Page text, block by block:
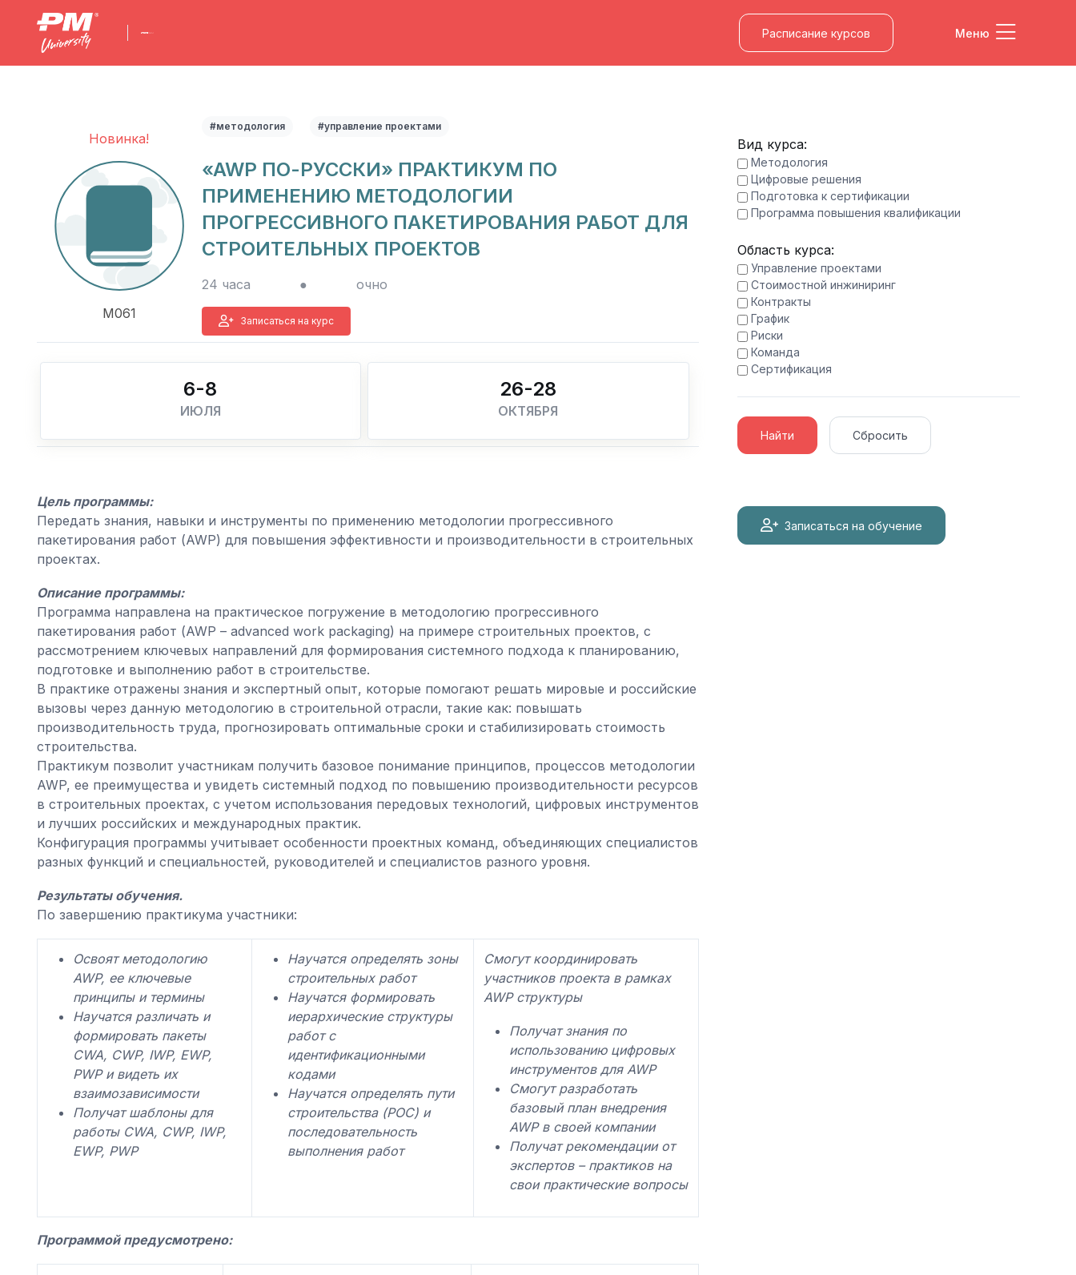
Расписание курсов Меню
Вид курса:
Методология
Цифровые решения
Подготовка к сертификации
Программа повышения квалификации
Область курса:
Управление проектами
Стоимостной инжиниринг
Контракты
График
Риски
Команда
Сертификация
Найти Сбросить
Записаться на обучение
Новинка!
M061
#методология #управление проектами
«AWP ПО-РУССКИ» ПРАКТИКУМ ПО
ПРИМЕНЕНИЮ МЕТОДОЛОГИИ
ПРОГРЕССИВНОГО ПАКЕТИРОВАНИЯ РАБОТ ДЛЯ
СТРОИТЕЛЬНЫХ ПРОЕКТОВ
24 часа ● очно
Записаться на курс
6-8
ИЮЛЯ
26-28
ОКТЯБРЯ
Цель программы:
Передать знания, навыки и инструменты по применению методологии прогрессивного
пакетирования работ (AWP) для повышения эффективности и производительности в строительных
проектах.
Описание программы:
Программа направлена на практическое погружение в методологию прогрессивного
пакетирования работ (AWP – advanced work packaging) на примере строительных проектов, с
рассмотрением ключевых направлений для формирования системного подхода к планированию,
подготовке и выполнению работ в строительстве.
В практике отражены знания и экспертный опыт, которые помогают решать мировые и российские
вызовы через данную методологию в строительной отрасли, такие как: повышать
производительность труда, прогнозировать оптимальные сроки и стабилизировать стоимость
строительства.
Практикум позволит участникам получить базовое понимание принципов, процессов методологии
AWP, ее преимущества и увидеть системный подход по повышению производительности ресурсов
в строительных проектах, с учетом использования передовых технологий, цифровых инструментов
и лучших российских и международных практик.
Конфигурация программы учитывает особенности проектных команд, объединяющих специалистов
разных функций и специальностей, руководителей и специалистов разного уровня.
Результаты обучения.
По завершению практикума участники:
Освоят методологию
AWP, ее ключевые
принципы и термины
Научатся различать и
формировать пакеты
CWA, CWP, IWP, EWP,
PWP и видеть их
взаимозависимости
Получат шаблоны для
работы CWA, CWP, IWP,
EWP, PWP
Научатся определять зоны
строительных работ
Научатся формировать
иерархические структуры
работ с
идентификационными
кодами
Научатся определять пути
строительства (POC) и
последовательность
выполнения работ
Смогут координировать
участников проекта в рамках
AWP структуры
Получат знания по
использованию цифровых
инструментов для AWP
Смогут разработать
базовый план внедрения
AWP в своей компании
Получат рекомендации от
экспертов – практиков на
свои практические вопросы
Программой предусмотрено: